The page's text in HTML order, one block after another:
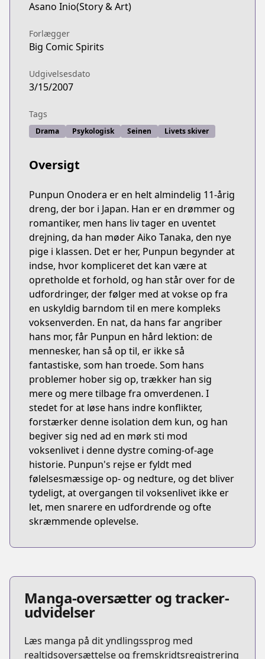
Asano Inio(Story & Art)
Forlægger
Big Comic Spirits
Udgivelsesdato
3/15/2007
Tags
Drama Psykologisk Seinen Livets skiver
Oversigt
Punpun Onodera er en helt almindelig 11-årig
dreng, der bor i Japan. Han er en drømmer og
romantiker, men hans liv tager en uventet
drejning, da han møder Aiko Tanaka, den nye
pige i klassen. Det er her, Punpun begynder at
indse, hvor kompliceret det kan være at
opretholde et forhold, og han står over for de
udfordringer, der følger med at vokse op fra
en uskyldig barndom til en mere kompleks
voksenverden. En nat, da hans far angriber
hans mor, får Punpun en hård lektion: de
mennesker, han så op til, er ikke så
fantastiske, som han troede. Som hans
problemer hober sig op, trækker han sig
mere og mere tilbage fra omverdenen. I
stedet for at løse hans indre konflikter,
forstærker denne isolation dem kun, og han
begiver sig ned ad en mørk sti mod
voksenlivet i denne dystre coming-of-age
historie. Punpun's rejse er fyldt med
følelsesmæssige op- og nedture, og det bliver
tydeligt, at overgangen til voksenlivet ikke er
let, men snarere en udfordrende og ofte
skræmmende oplevelse.
Manga-oversætter og tracker-
udvidelser
Læs manga på dit yndlingssprog med
realtidsoversættelse og fremskridtsregistrering